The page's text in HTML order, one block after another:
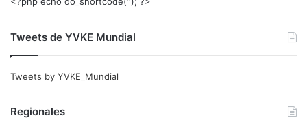
Tweets de YVKE Mundial
Tweets by YVKE_Mundial
Regionales